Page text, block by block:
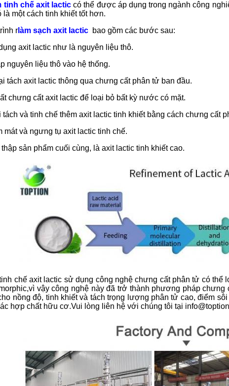
tinh chế axit lactic có thể được áp dụng trong ngành công
là một cách tinh khiết tốt hơn.
r làm sạch axit lactic bao gồm các bước sau:
axit lactic như là nguyên liệu thô.
nguyên liệu thô vào hệ thống.
tách axit lactic thông qua chưng cất phân tử ban đầu.
chưng cất axit lactic để loại bỏ bất kỳ nước có mặt.
tách và tinh chế thêm axit lactic tinh khiết bằng cách chưng cất
mát và ngưng tụ axit lactic tinh chế.
sản phẩm cuối cùng, là axit lactic tinh khiết cao.
chế axit lactic sử dụng công nghệ chưng cất phân tử có thể
vậy công nghệ này đã trở thành phương pháp
nồng độ, tinh khiết và tách trọng lượng phân tử cao, điểm
hợp chất hữu cơ.Vui lòng liên hệ với chúng tôi tại